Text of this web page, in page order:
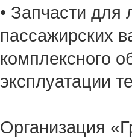
• Запчасти для
пассажирских
комплексного
эксплуатации
Организация